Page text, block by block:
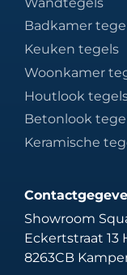
Badkamer
Keuken tegels
Woonkamer
Houtlook
Betonlook
Keramische
Showroom
Eckertstraat 13
8263CB